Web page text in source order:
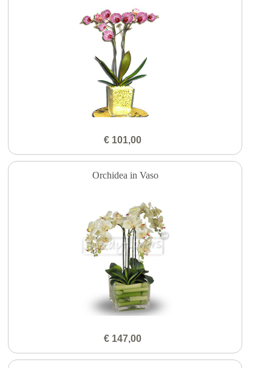
€ 101,00
Orchidea in Vaso
€ 147,00